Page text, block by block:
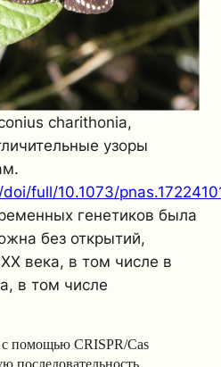
charithonia,
узоры
full/10.1073/
генетиков была
без открытий,
века, в том числе в
в том числе
с помощью CRISPR/Cas